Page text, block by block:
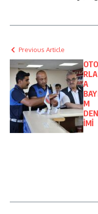
Previous Article
A
M
İMİ